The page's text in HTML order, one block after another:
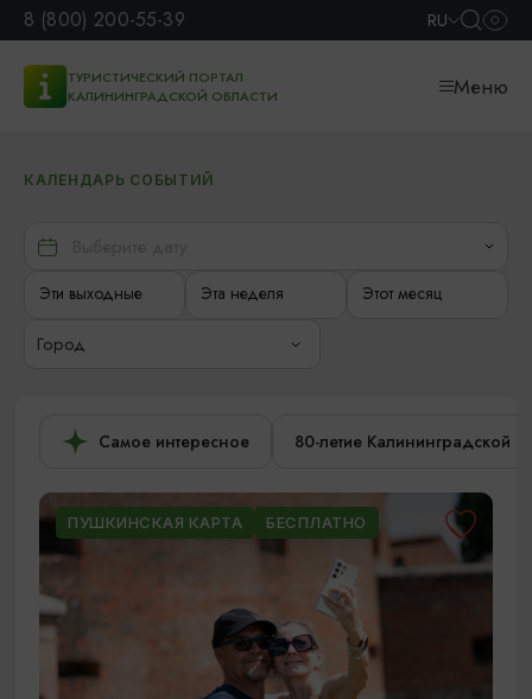
8 (800) 200-55-39 RU
ТУРИСТИЧЕСКИЙ ПОРТАЛ
КАЛИНИНГРАДСКОЙ ОБЛАСТИ
Меню
КАЛЕНДАРЬ СОБЫТИЙ
Эти выходные Эта неделя Этот месяц
Город
Самое интересное 80-летие Калининградской
ПУШКИНСКАЯ КАРТА БЕСПЛАТНО